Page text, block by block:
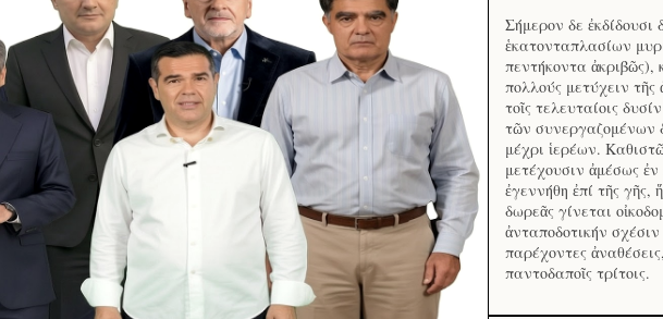
Σήμερον δε ἐκδίδουσι
ἑκατονταπλασίων
πεντήκοντα ἀκριβῶς),
πολλούς μετύχειν
τοῖς τελευταίοις
τῶν συνεργαζομένων
μέχρι ἱερέων.
μετέχουσιν ἀμέσως
ἐγεννήθη ἐπί τῆς γῆς,
δωρεᾶς γίνεται
ἀνταποδοτικήν
παρέχοντες
παντοδαποῖς τρίτοις.